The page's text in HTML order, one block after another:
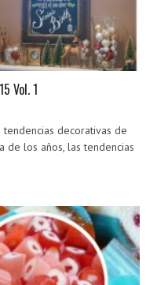
Vol. 1
decorativas de
los años, las tendencias